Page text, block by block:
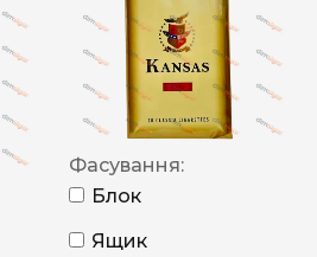
Фасування:
Блок
Ящик